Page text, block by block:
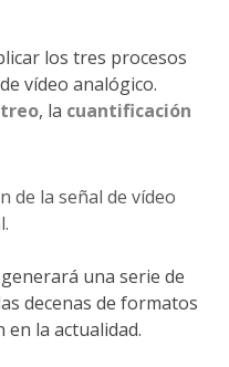
los tres procesos
vídeo analógico.
, la cuantificación
de la señal de vídeo
una serie de
decenas de formatos
en la actualidad.